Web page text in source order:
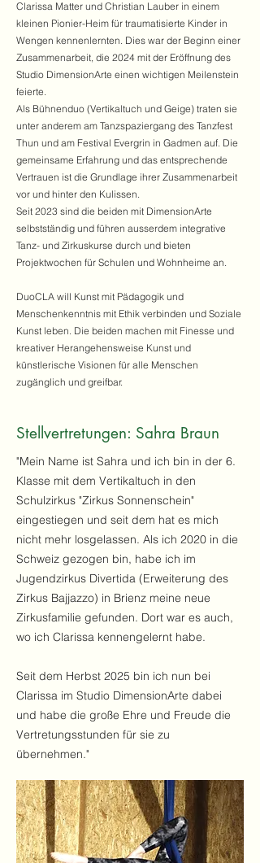
Clarissa Matter und Christian Lauber in einem
kleinen Pionier-Heim für traumatisierte Kinder in
Wengen kennenlernten. Dies war der Beginn einer
Zusammenarbeit, die 2024 mit der Eröffnung des
Studio DimensionArte einen wichtigen Meilenstein
feierte.
Als Bühnenduo (Vertikaltuch und Geige) traten sie
unter anderem am Tanzspaziergang des Tanzfest
Thun und am Festival Evergrin in Gadmen auf. Die
gemeinsame Erfahrung und das entsprechende
Vertrauen ist die Grundlage ihrer Zusammenarbeit
vor und hinter den Kulissen.
Seit 2023 sind die beiden mit DimensionArte
selbstständig und führen ausserdem integrative
Tanz- und Zirkuskurse durch und bieten
Projektwochen für Schulen und Wohnheime an.
DuoCLA will Kunst mit Pädagogik und
Menschenkenntnis mit Ethik verbinden und Soziale
Kunst leben. Die beiden machen mit Finesse und
kreativer Herangehensweise Kunst und
künstlerische Visionen für alle Menschen
zugänglich und greifbar.
Stellvertretungen: Sahra Braun
"Mein Name ist Sahra und ich bin in der 6.
Klasse mit dem Vertikaltuch in den
Schulzirkus "Zirkus Sonnenschein"
eingestiegen und seit dem hat es mich
nicht mehr losgelassen. Als ich 2020 in die
Schweiz gezogen bin, habe ich im
Jugendzirkus Divertida (Erweiterung des
Zirkus Bajjazzo) in Brienz meine neue
Zirkusfamilie gefunden. Dort war es auch,
wo ich Clarissa kennengelernt habe.
Seit dem Herbst 2025 bin ich nun bei
Clarissa im Studio DimensionArte dabei
und habe die große Ehre und Freude die
Vertretungsstunden für sie zu
übernehmen."